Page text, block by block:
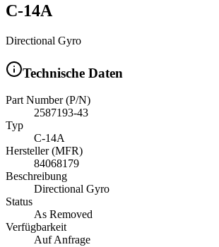
C-14A
Directional Gyro
Technische Daten
Part Number (P/N)
2587193-43
Typ
C-14A
Hersteller (MFR)
84068179
Beschreibung
Directional Gyro
Status
As Removed
Verfügbarkeit
Auf Anfrage